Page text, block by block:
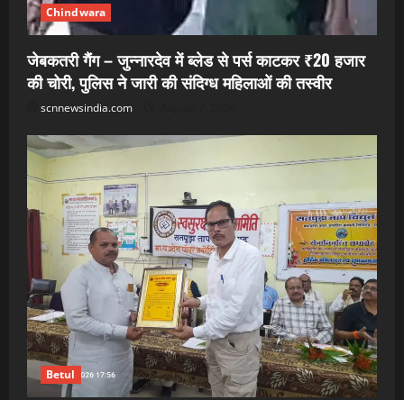
Chindwara
जेबकतरी गैंग – जुन्नारदेव में ब्लेड से पर्स काटकर ₹20 हजार
की चोरी, पुलिस ने जारी की संदिग्ध महिलाओं की तस्वीर
scnnewsindia.com
Betul